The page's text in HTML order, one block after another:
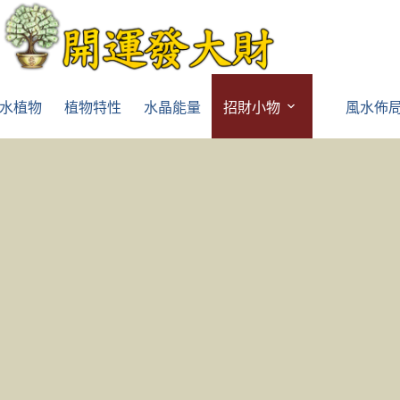
植物 植物特性 水晶能量 招財小物 風水佈